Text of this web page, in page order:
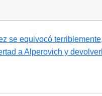
se equivocó
a Alperovich y